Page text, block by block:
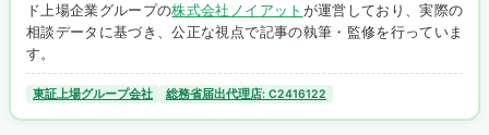
ド上場企業グループの株式会社ノイアット が運営しており、実際の
相談データに基づき、公正な視点で記事の執筆・監修を行っていま
す。
東証上場グループ会社 総務省届出代理店: C2416122